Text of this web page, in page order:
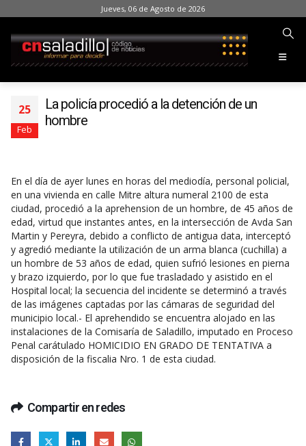
Jueves, 06 de Agosto de 2026
25
Feb
La policía procedió a la detención de un
hombre
En el día de ayer lunes en horas del mediodía, personal policial,
en una vivienda en calle Mitre altura numeral 2100 de esta
ciudad, procedió a la aprehension de un hombre, de 45 años de
edad, virtud que instantes antes, en la intersección de Avda San
Martin y Pereyra, debido a conflicto de antigua data, interceptó
y agredió mediante la utilización de un arma blanca (cuchilla) a
un hombre de 53 años de edad, quien sufrió lesiones en pierna
y brazo izquierdo, por lo que fue trasladado y asistido en el
Hospital local; la secuencia del incidente se determinó a través
de las imágenes captadas por las cámaras de seguridad del
municipio local.- El aprehendido se encuentra alojado en las
instalaciones de la Comisaría de Saladillo, imputado en Proceso
Penal carátulado HOMICIDIO EN GRADO DE TENTATIVA a
disposición de la fiscalia Nro. 1 de esta ciudad.
Compartir en redes